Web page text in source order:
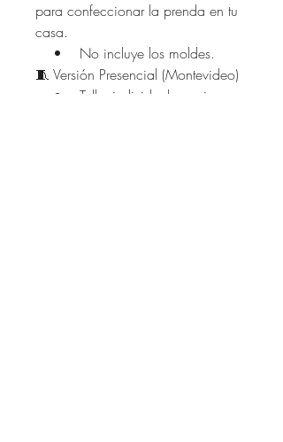
para confeccionar la prenda en tu
casa.
• No incluye los moldes.
🧵 Versión Presencial (Montevideo)
• Taller individual en mi